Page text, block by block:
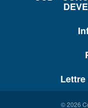
© 2026